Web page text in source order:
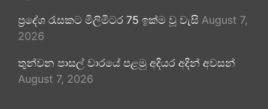
ප්‍රදේශ රැසකට මිලිමීටර 75 ඉක්ම වූ වැසි August 7,
2026
තුන්වන පාසල් වාරයේ පළමු අදියර අදින් අවසන්
August 7, 2026